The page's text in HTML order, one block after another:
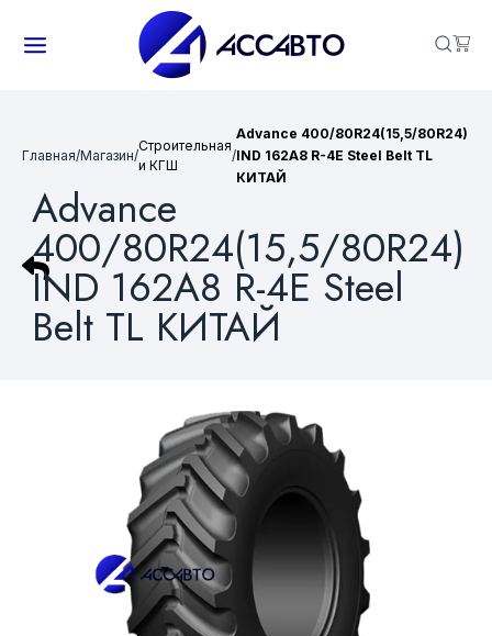
Главная/Магазин/
Строительная
и КГШ
/
Advance 400/80R24(15,5/80R24)
IND 162A8 R-4E Steel Belt TL
КИТАЙ
Advance
400/80R24(15,5/80R24)
IND 162A8 R-4E Steel
Belt TL КИТАЙ